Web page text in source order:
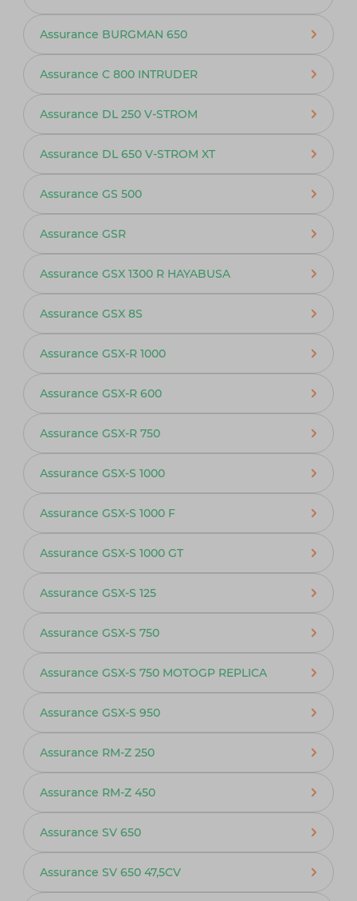
Assurance BURGMAN 650
Assurance C 800 INTRUDER
Assurance DL 250 V-STROM
Assurance DL 650 V-STROM XT
Assurance GS 500
Assurance GSR
Assurance GSX 1300 R HAYABUSA
Assurance GSX 8S
Assurance GSX-R 1000
Assurance GSX-R 600
Assurance GSX-R 750
Assurance GSX-S 1000
Assurance GSX-S 1000 F
Assurance GSX-S 1000 GT
Assurance GSX-S 125
Assurance GSX-S 750
Assurance GSX-S 750 MOTOGP REPLICA
Assurance GSX-S 950
Assurance RM-Z 250
Assurance RM-Z 450
Assurance SV 650
Assurance SV 650 47,5CV